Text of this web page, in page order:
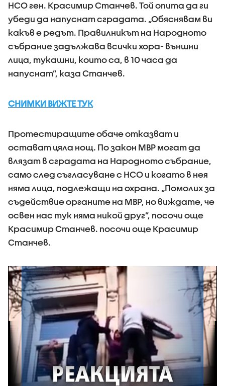
НСО ген. Красимир Станчев. Той опита да ги
убеди да напуснат сградата. „Обяснявам ви
какъв е редът. Правилникът на Народното
събрание задължава всички хора- външни
лица, тукашни, които са, в 10 часа да
напуснат”, каза Станчев.
СНИМКИ ВИЖТЕ ТУК
Протестиращите обаче отказват и
остават цяла нощ. По закон МВР могат да
влязат в сградата на Народното събрание,
само след съгласуване с НСО и когато в нея
няма лица, подлежащи на охрана. „Помолих за
съдействие органите на МВР, но виждате, че
освен нас тук няма никой друг”, посочи още
Красимир Станчев. посочи още Красимир
Станчев.